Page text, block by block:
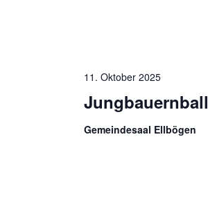
Jungbauernball
11. Oktober 2025
Gemeindesaal Ellbögen